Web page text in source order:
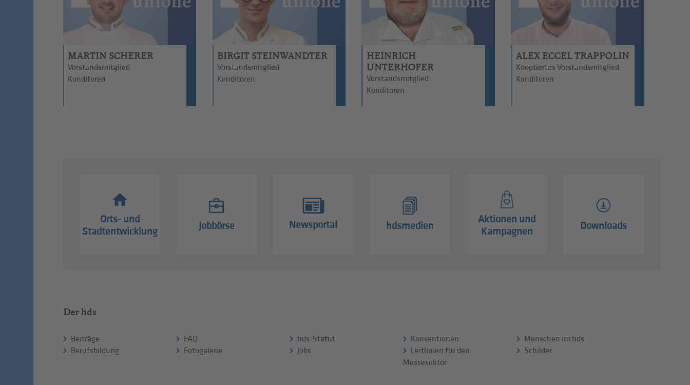
MARTIN SCHERER
Vorstandsmitglied
Konditoren
BIRGIT STEINWANDTER
Vorstandsmitglied
Konditoren
HEINRICH
UNTERHOFER
Vorstandsmitglied
Konditoren
ALEX ECCEL TRAPPOLIN
Kooptiertes Vorstandsmitglied
Konditoren
Orts- und
Stadtentwicklung
Jobbörse Newsportal hdsmedien
Aktionen und
Kampagnen
Downloads
Der hds
Beiträge
Berufsbildung
FAQ
Fotogalerie
hds-Statut
Jobs
Konventionen
Leitlinien für den
Messesektor
Menschen im hds
Schilder